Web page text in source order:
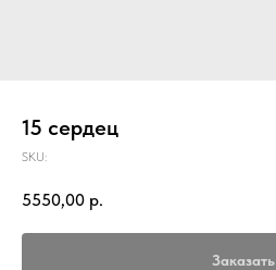
15 сердец
SKU:
5550,00 р.
Заказать